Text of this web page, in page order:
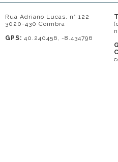
Rua Adriano Lucas, n° 122
3020-430 Coimbra
GPS: 40.240456, -8.434796